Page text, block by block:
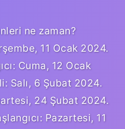
ne zaman?
11 Ocak 2024.
Cuma, 12 Ocak
Salı, 6 Şubat 2024.
24 Şubat 2024.
Pazartesi, 11